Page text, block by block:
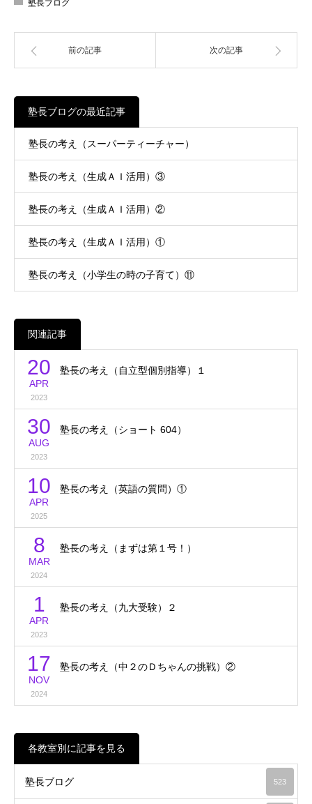
塾長ブログ
前の記事 次の記事
塾長ブログの最近記事
塾長の考え（スーパーティーチャー）
塾長の考え（生成ＡＩ活用）③
塾長の考え（生成ＡＩ活用）②
塾長の考え（生成ＡＩ活用）①
塾長の考え（小学生の時の子育て）⑪
関連記事
20
APR
2023
塾長の考え（自立型個別指導）１
30
AUG
2023
塾長の考え（ショート 604）
10
APR
2025
塾長の考え（英語の質問）①
8
MAR
2024
塾長の考え（まずは第１号！）
1
APR
2023
塾長の考え（九大受験）２
17
NOV
2024
塾長の考え（中２のＤちゃんの挑戦）②
各教室別に記事を見る
塾長ブログ 523